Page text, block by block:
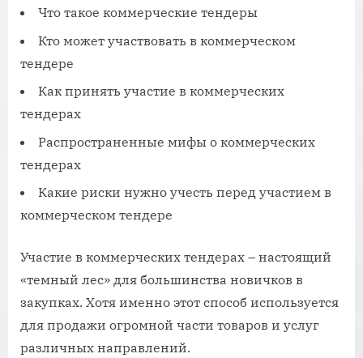
Что такое коммерческие тендеры
Кто может участвовать в коммерческом
тендере
Как принять участие в коммерческих
тендерах
Распространенные мифы о коммерческих
тендерах
Какие риски нужно учесть перед участием в
коммерческом тендере
Участие в коммерческих тендерах – настоящий
«темный лес» для большинства новичков в
закупках. Хотя именно этот способ используется
для продажи огромной части товаров и услуг
различных направлений.